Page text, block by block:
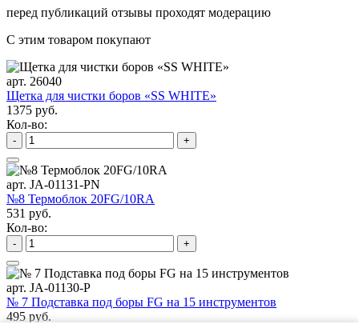
перед публикаций отзывы проходят модерацию
С этим товаром покупают
арт. 26040
Щетка для чистки боров «SS WHITE»
1375 руб.
Кол-во:
- +
арт. JA-01131-PN
№8 Термоблок 20FG/10RA
531 руб.
Кол-во:
- +
арт. JA-01130-P
№ 7 Подставка под боры FG на 15 инструментов
495 руб.